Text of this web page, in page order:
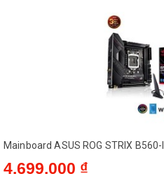
Mainboard ASUS ROG STRIX B560-I
4.699.000 ₫